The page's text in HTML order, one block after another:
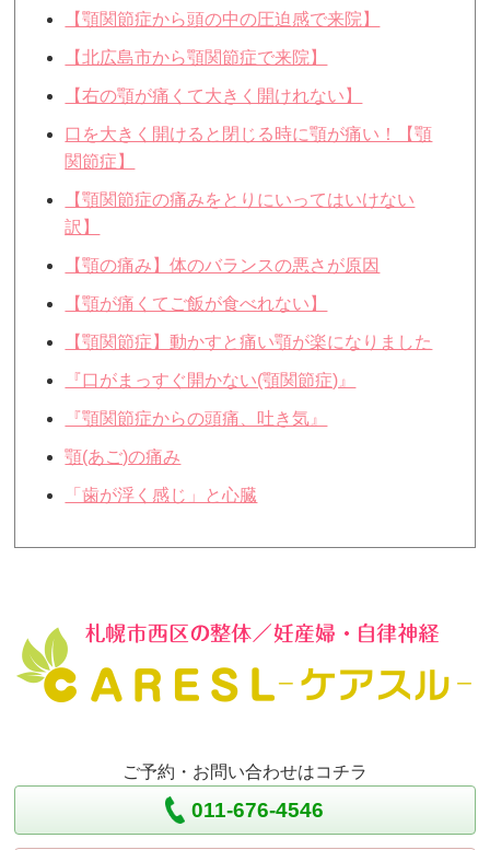
【顎関節症から頭の中の圧迫感で来院】
【北広島市から顎関節症で来院】
【右の顎が痛くて大きく開けれない】
口を大きく開けると閉じる時に顎が痛い！【顎
関節症】
【顎関節症の痛みをとりにいってはいけない
訳】
【顎の痛み】体のバランスの悪さが原因
【顎が痛くてご飯が食べれない】
【顎関節症】動かすと痛い顎が楽になりました
『口がまっすぐ開かない(顎関節症)』
『顎関節症からの頭痛、吐き気』
顎(あご)の痛み
「歯が浮く感じ」と心臓
ご予約・お問い合わせはコチラ
011-676-4546